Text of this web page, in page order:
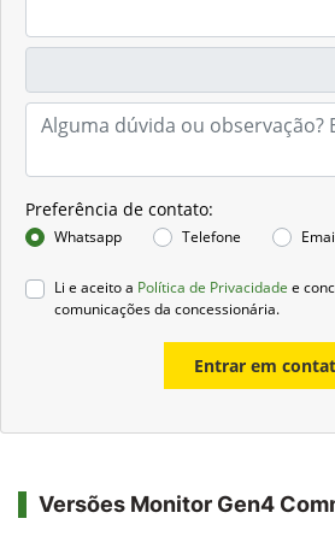
Preferência de contato:
Whatsapp Telefone
Li e aceito a Política de Privacidade e
comunicações da concessionária.
Entrar em
Versões Monitor Gen4